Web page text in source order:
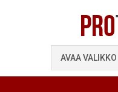
AVAA VALIKKO